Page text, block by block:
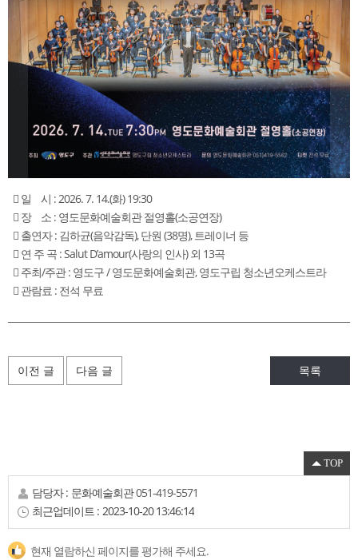
 일 시 : 2026. 7. 14.(화) 19:30
 장 소 : 영도문화예술회관 절영홀(소공연장)
 출연자 : 김하균(음악감독), 단원 (38명), 트레이너 등
 연 주 곡 : Salut D’amour(사랑의 인사) 외 13곡
 주최/주관 : 영도구 / 영도문화예술회관, 영도구립 청소년오케스트라
 관람료 : 전석 무료
이전 글 다음 글 목록
TOP
담당자 : 문화예술회관051-419-5571
최근업데이트 : 2023-10-20 13:46:14
현재 열람하신 페이지를 평가해 주세요.